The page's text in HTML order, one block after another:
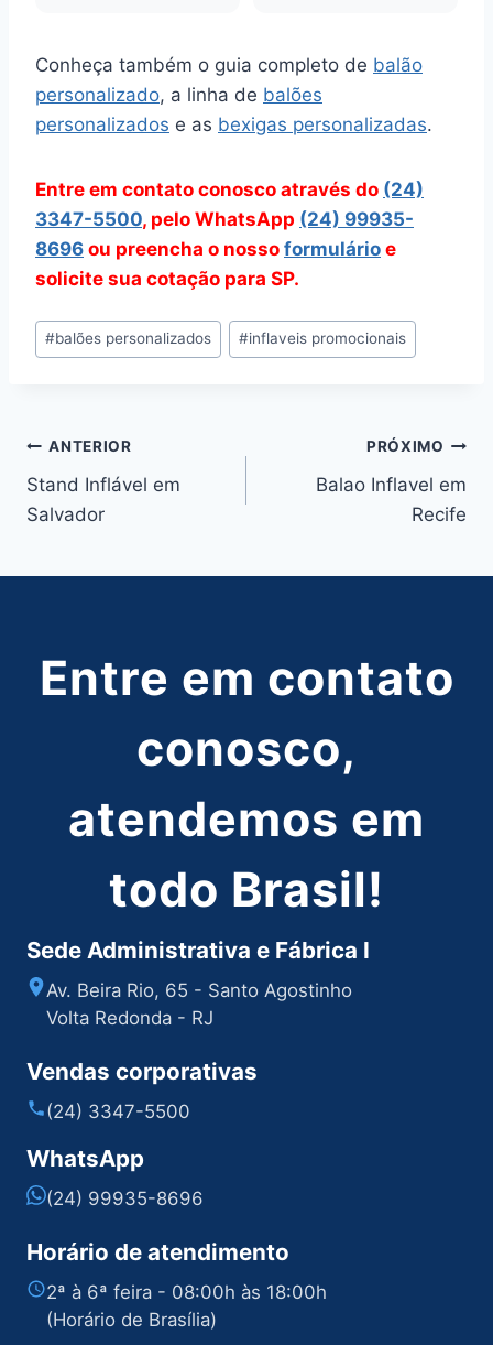
Conheça também o guia completo de balão
personalizado, a linha de balões
personalizados e as bexigas personalizadas.
Entre em contato conosco através do (24)
3347-5500, pelo WhatsApp (24) 99935-
8696 ou preencha o nosso formulário e
solicite sua cotação para SP.
Tags
do
#balões personalizados #inflaveis promocionais
Navegação
de
ANTERIOR
Stand Inflável em
Salvador
PRÓXIMO
Balao Inflavel em
Recife
Entre em contato
conosco,
atendemos em
todo Brasil!
Sede Administrativa e Fábrica I
Av. Beira Rio, 65 - Santo Agostinho
Volta Redonda - RJ
Vendas corporativas
(24) 3347-5500
WhatsApp
(24) 99935-8696
Horário de atendimento
2ª à 6ª feira - 08:00h às 18:00h
(Horário de Brasília)